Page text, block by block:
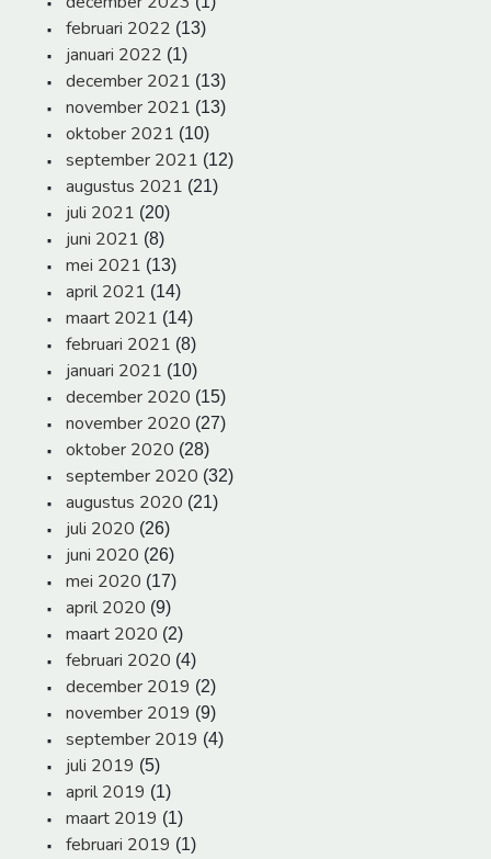
februari 2022 (13)
januari 2022 (1)
december 2021 (13)
november 2021 (13)
oktober 2021 (10)
september 2021 (12)
augustus 2021 (21)
juli 2021 (20)
juni 2021 (8)
mei 2021 (13)
april 2021 (14)
maart 2021 (14)
februari 2021 (8)
januari 2021 (10)
december 2020 (15)
november 2020 (27)
oktober 2020 (28)
september 2020 (32)
augustus 2020 (21)
juli 2020 (26)
juni 2020 (26)
mei 2020 (17)
april 2020 (9)
maart 2020 (2)
februari 2020 (4)
december 2019 (2)
november 2019 (9)
september 2019 (4)
juli 2019 (5)
april 2019 (1)
maart 2019 (1)
februari 2019 (1)